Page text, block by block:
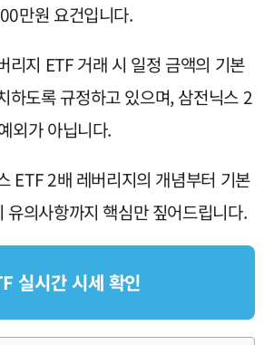
만원 요건입니다.
리지 ETF 거래 시 일정 금액의 기본
하도록 규정하고 있으며, 삼전닉스 2
외가 아닙니다.
ETF 2배 레버리지의 개념부터 기본
유의사항까지 핵심만 짚어드립니다.
실시간 시세 확인